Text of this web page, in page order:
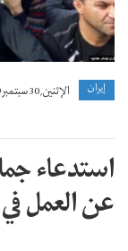
إيران الإثنين, 30 سبتمبر 2019 12:07
عن العمل